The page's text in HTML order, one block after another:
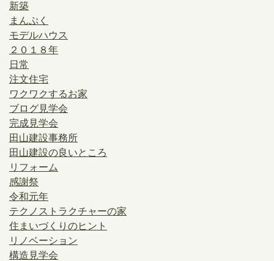
新築
まんぷく
モデルハウス
２０１８年
日常
注文住宅
ワクワクするお家
ブログ見学会
完成見学会
田山建設事務所
田山建設の良いところ
リフォーム
感謝祭
令和元年
テクノストラクチャーの家
住まいづくりのヒント
リノベーション
構造見学会